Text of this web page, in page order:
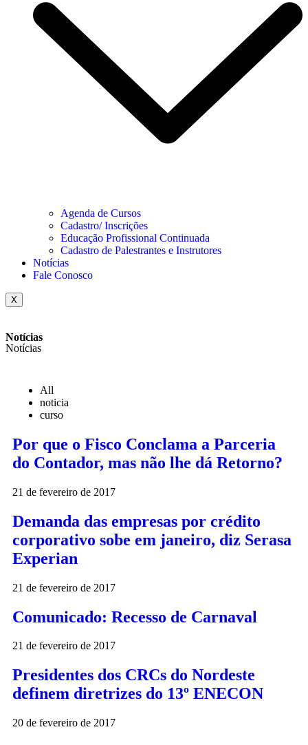
Agenda de Cursos
Cadastro/ Inscrições
Educação Profissional Continuada
Cadastro de Palestrantes e Instrutores
Notícias
Fale Conosco
X
Notícias
Notícias
All
noticia
curso
Por que o Fisco Conclama a Parceria
do Contador, mas não lhe dá Retorno?
21 de fevereiro de 2017
Demanda das empresas por crédito
corporativo sobe em janeiro, diz Serasa
Experian
21 de fevereiro de 2017
Comunicado: Recesso de Carnaval
21 de fevereiro de 2017
Presidentes dos CRCs do Nordeste
definem diretrizes do 13º ENECON
20 de fevereiro de 2017